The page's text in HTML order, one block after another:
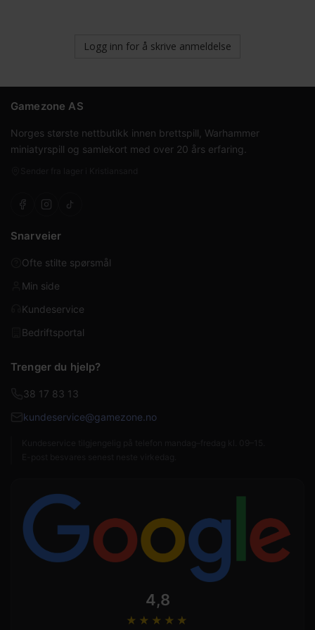
Logg inn for å skrive anmeldelse
Gamezone AS
Norges største nettbutikk innen brettspill, Warhammer
miniatyrspill og samlekort med over 20 års erfaring.
Snarveier
Ofte stilte spørsmål
Min side
Kundeservice
Bedriftsportal
Trenger du hjelp?
38 17 83 13
kundeservice@gamezone.no
4,8
★★★★ ★